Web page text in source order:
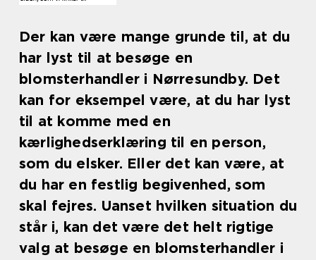
Der kan være mange grunde til, at du
har lyst til at besøge en
blomsterhandler i Nørresundby. Det
kan for eksempel være, at du har lyst
til at komme med en
kærlighedserklæring til en person,
som du elsker. Eller det kan være, at
du har en festlig begivenhed, som
skal fejres. Uanset hvilken situation du
står i, kan det være det helt rigtige
valg at besøge en blomsterhandler i